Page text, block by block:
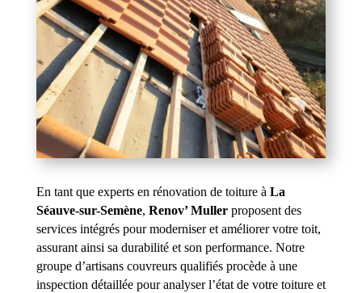
En tant que experts en rénovation de toiture à La
Séauve-sur-Semène, Renov’ Mullerproposent des
services intégrés pour moderniser et améliorer votre toit,
assurant ainsi sa durabilité et son performance. Notre
groupe d’artisans couvreurs qualifiés procède à une
inspection détaillée pour analyser l’état de votre toiture et